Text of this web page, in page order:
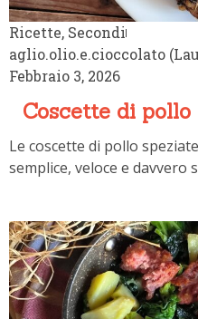
aglio.olio.e.cioccolato
Coscette di pollo
Le coscette di pollo
semplice, veloce e davvero